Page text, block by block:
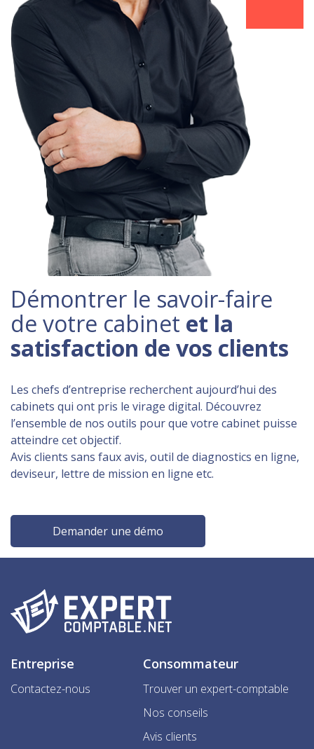
Démontrer le savoir-faire
de votre cabinet et la
satisfaction de vos clients
Les chefs d’entreprise recherchent aujourd’hui des
cabinets qui ont pris le virage digital. Découvrez
l’ensemble de nos outils pour que votre cabinet puisse
atteindre cet objectif.
Avis clients sans faux avis, outil de diagnostics en ligne,
deviseur, lettre de mission en ligne etc.
Demander une démo
Entreprise
Contactez-nous
Consommateur
Trouver un expert-comptable
Nos conseils
Avis clients